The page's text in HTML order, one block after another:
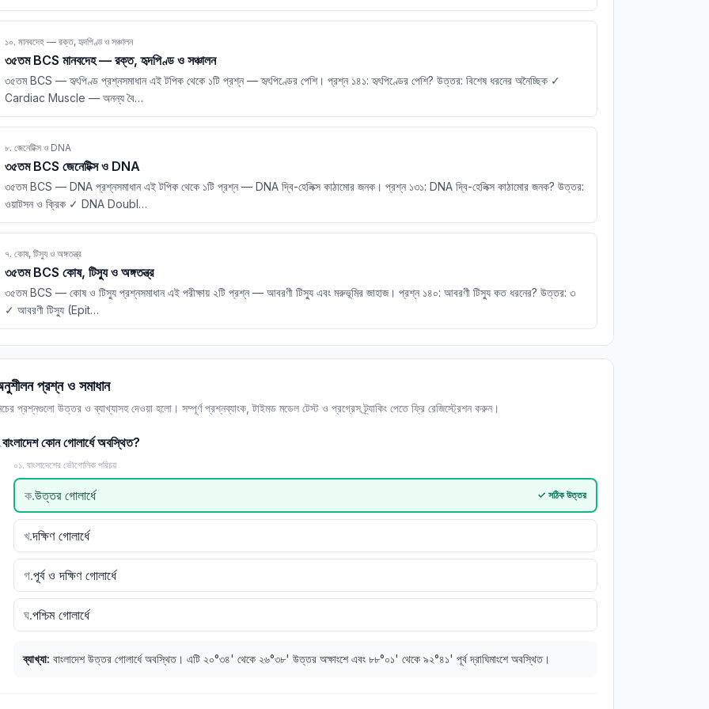
১০. মানবদেহ — রক্ত, হৃদপিণ্ড ও সঞ্চালন
৩৫তম BCS মানবদেহ — রক্ত, হৃদপিণ্ড ও সঞ্চালন
৩৫তম BCS — হৃৎপিণ্ড প্রশ্নসমাধান এই টপিক থেকে ১টি প্রশ্ন — হৃৎপিণ্ডের পেশি। প্রশ্ন ১৪১: হৃৎপিণ্ডের পেশি? উত্তর: বিশেষ ধরনের অনৈচ্ছিক ✓
Cardiac Muscle — অনন্য বৈ…
৮. জেনেটিক্স ও DNA
৩৫তম BCS জেনেটিক্স ও DNA
৩৫তম BCS — DNA প্রশ্নসমাধান এই টপিক থেকে ১টি প্রশ্ন — DNA দ্বি-হেলিক্স কাঠামোর জনক। প্রশ্ন ১৩১: DNA দ্বি-হেলিক্স কাঠামোর জনক? উত্তর:
ওয়াটসন ও ক্রিক ✓ DNA Doubl…
৭. কোষ, টিস্যু ও অঙ্গতন্ত্র
৩৫তম BCS কোষ, টিস্যু ও অঙ্গতন্ত্র
৩৫তম BCS — কোষ ও টিস্যু প্রশ্নসমাধান এই পরীক্ষায় ২টি প্রশ্ন — আবরণী টিস্যু এবং মরুভূমির জাহাজ। প্রশ্ন ১৪০: আবরণী টিস্যু কত ধরনের? উত্তর: ৩
✓ আবরণী টিস্যু (Epit…
প্রশ্ন ও সমাধান
প্রশ্নগুলো উত্তর ও ব্যাখ্যাসহ দেওয়া হলো। সম্পূর্ণ প্রশ্নব্যাংক, টাইমড মডেল টেস্ট ও প্রগ্রেস ট্র্যাকিং পেতে ফ্রি রেজিস্ট্রেশন করুন।
.বাংলাদেশ কোন গোলার্ধে অবস্থিত?
০১. বাংলাদেশের ভৌগোলিক পরিচয়
ক.উত্তর গোলার্ধে ✓ সঠিক উত্তর
খ.দক্ষিণ গোলার্ধে
গ.পূর্ব ও দক্ষিণ গোলার্ধে
ঘ.পশ্চিম গোলার্ধে
ব্যাখ্যা: বাংলাদেশ উত্তর গোলার্ধে অবস্থিত। এটি ২০°৩৪' থেকে ২৬°৩৮' উত্তর অক্ষাংশে এবং ৮৮°০১' থেকে ৯২°৪১' পূর্ব দ্রাঘিমাংশে অবস্থিত।